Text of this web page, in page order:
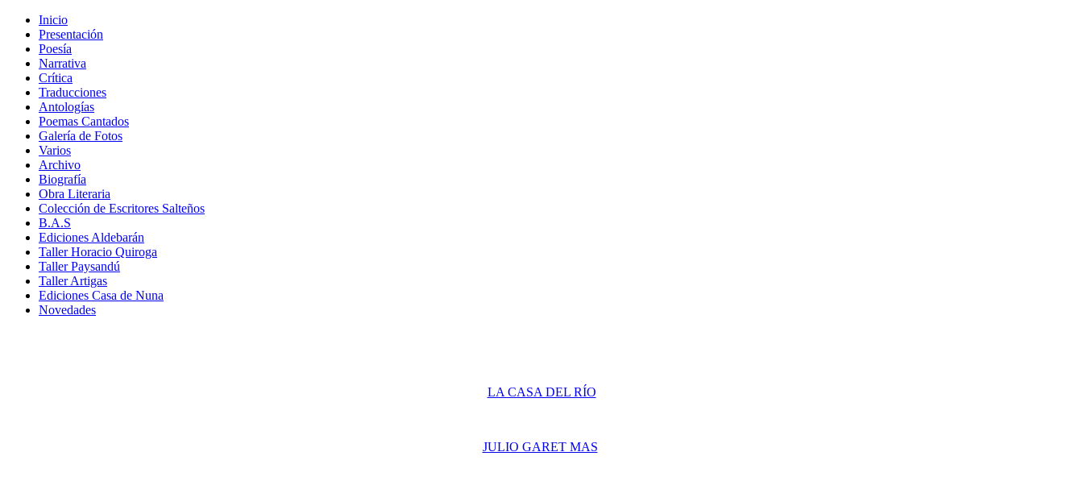
Inicio
Presentación
Poesía
Narrativa
Crítica
Traducciones
Antologías
Poemas Cantados
Galería de Fotos
Varios
Archivo
Biografía
Obra Literaria
Colección de Escritores Salteños
B.A.S
Ediciones Aldebarán
Taller Horacio Quiroga
Taller Paysandú
Taller Artigas
Ediciones Casa de Nuna
Novedades
LA CASA DEL RÍO
JULIO GARET MAS